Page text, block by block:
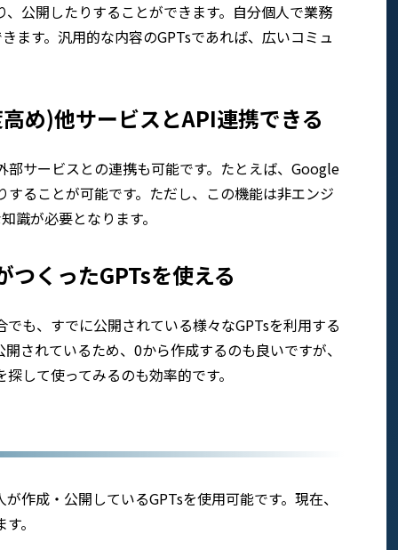
公開したりすることができます。自分個人で業務
ます。汎用的な内容のGPTsであれば、広いコミュ
め)他サービスとAPI連携できる
サービスとの連携も可能です。たとえば、Google
ることが可能です。ただし、この機能は非エンジ
識が必要となります。
つくったGPTsを使える
も、すでに公開されている様々なGPTsを利用する
されているため、0から作成するのも良いですが、
して使ってみるのも効率的です。
作成・公開しているGPTsを使用可能です。現在、
。